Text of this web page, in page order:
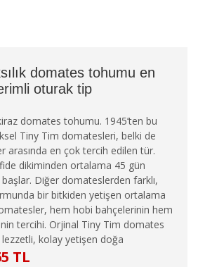
domates tohumu en
oturak tip
domates tohumu. 1945’ten bu
Tiny Tim domatesleri, belki de
arasında en çok tercih edilen tür.
dikiminden ortalama 45 gün
Diğer domateslerden farklı,
bir bitkiden yetişen ortalama
hem hobi bahçelerinin hem
tercihi. Orjinal Tiny Tim domates
lezzetli, kolay yetişen doğa
TL